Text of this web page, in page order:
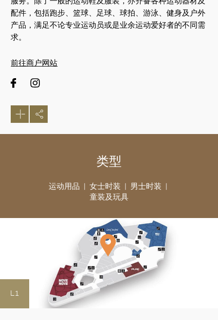
配件，包括跑步、篮球、足球、球拍、游泳、健身及户外
产品，满足不论专业运动员或是业余运动爱好者的不同需
求。
前往商户网站
类型
运动用品 女士时装
男士时装
童装及玩具
L1
好